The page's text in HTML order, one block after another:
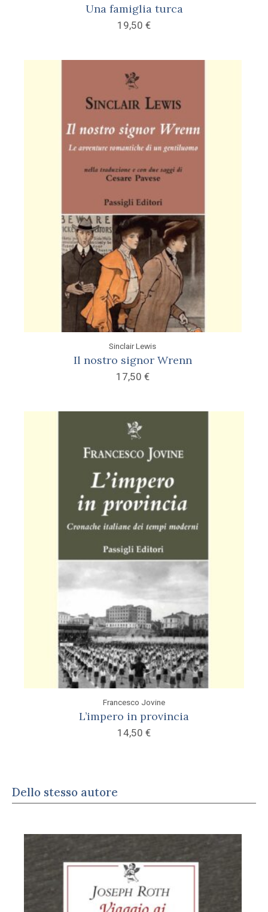
Una famiglia turca
19,50 €
Sinclair Lewis
Il nostro signor Wrenn
17,50 €
Francesco Jovine
L’impero in provincia
14,50 €
Dello stesso autore